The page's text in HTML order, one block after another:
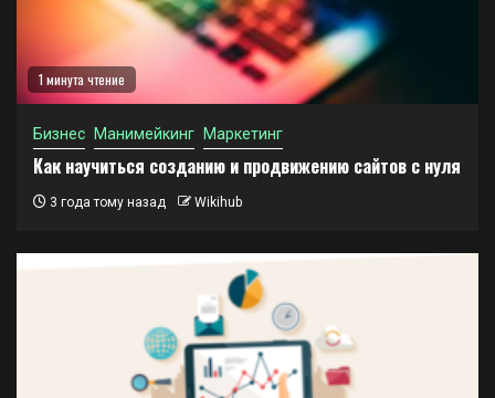
1 минута чтение
Бизнес Манимейкинг Маркетинг
Как научиться созданию и продвижению сайтов с нуля
3 года тому назад Wikihub